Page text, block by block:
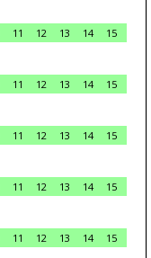
11 12 13 14
15
11 12 13 14
15
11 12 13 14
15
11 12 13 14
15
11 12 13 14
15